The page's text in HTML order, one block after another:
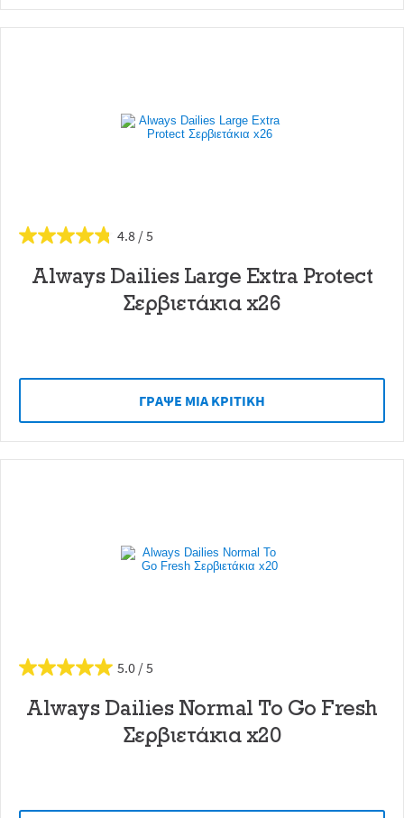
4.8
Always Dailies Large Extra Protect
Σερβιετάκια x26
ΓΡAΨΕ ΜIΑ ΚΡΙΤΙΚH
5.0
Always Dailies Normal To Go Fresh
Σερβιετάκια x20